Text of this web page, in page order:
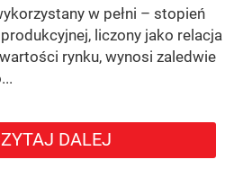
w pełni – stopień
liczony jako relacja
rynku, wynosi zaledwie
DALEJ